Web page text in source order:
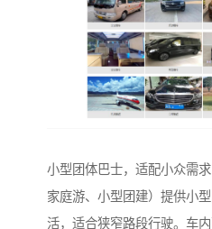
小型团体巴士，适配小众需
家庭游、小型团建）提供小
活，适合狭窄路段行驶。车内